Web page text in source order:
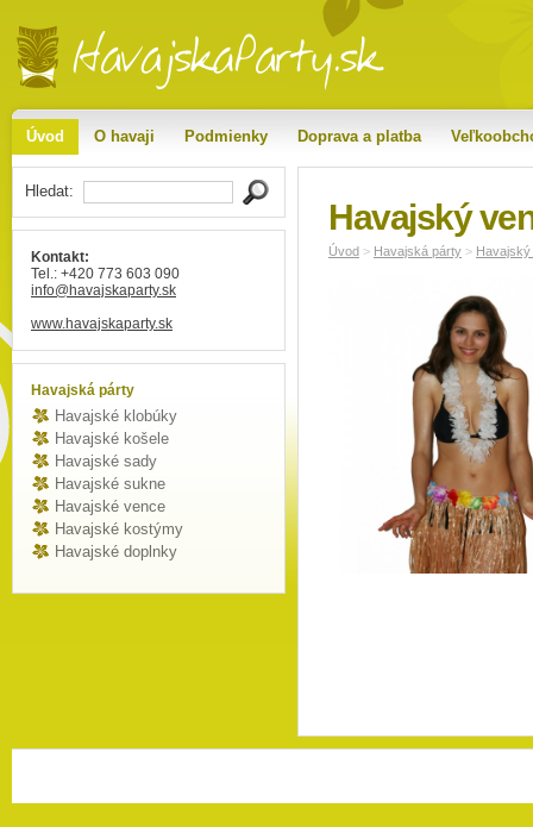
Úvod O havaji Podmienky Doprava a platba
Hledat:
Kontakt:
Tel.: +420 773 603 090
info@havajskaparty.sk
www.havajskaparty.sk
Havajská párty
Havajské klobúky
Havajské košele
Havajské sady
Havajské sukne
Havajské vence
Havajské kostýmy
Havajské doplnky
Havajský
Úvod > Havajská párty > Havajský